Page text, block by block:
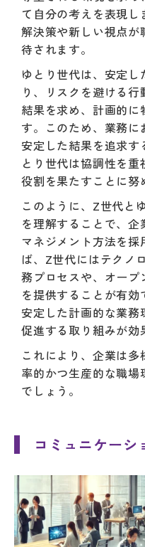
て自分の考えを表現
解決策や新しい視点
待されます。
ゆとり世代は、安定
り、リスクを避ける
結果を求め、計画的
す。このため、業務に
安定した結果を追求
とり世代は協調性を
役割を果たすことに努
このように、Z世代と
を理解することで、
マネジメント方法を
ば、Z世代にはテクノ
務プロセスや、オー
を提供することが有
安定した計画的な業務
促進する取り組みが効
これにより、企業は
率的かつ生産的な職
でしょう。
コミュニケーシ